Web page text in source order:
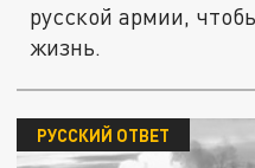
русской армии,
жизнь.
РУССКИЙ ОТВЕТ